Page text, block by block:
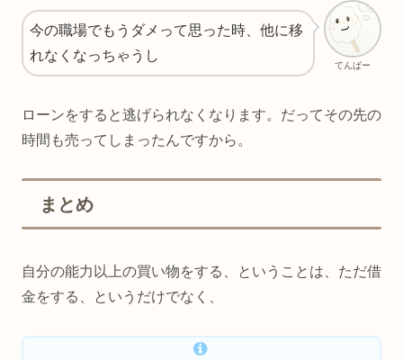
てんぱー
今の職場でもうダメって思った時、他に移
れなくなっちゃうし
ローンをすると逃げられなくなります。だってその先の
時間も売ってしまったんですから。
まとめ
自分の能力以上の買い物をする、ということは、ただ借
金をする、というだけでなく、